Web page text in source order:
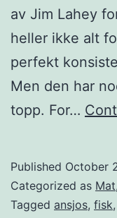
av Jim Lahey
heller ikke alt
perfekt
Men den har
topp. For…
Published October
Categorized as Mat,
Tagged ansjos, fisk,